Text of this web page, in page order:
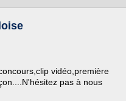
vidéo,première
pas à nous